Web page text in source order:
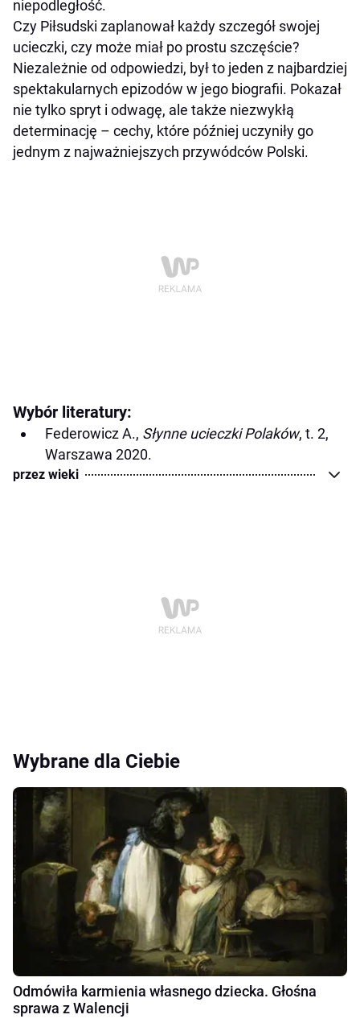
niepodległość.
Czy Piłsudski zaplanował każdy szczegół swojej
ucieczki, czy może miał po prostu szczęście?
Niezależnie od odpowiedzi, był to jeden z najbardziej
spektakularnych epizodów w jego biografii. Pokazał
nie tylko spryt i odwagę, ale także niezwykłą
determinację – cechy, które później uczyniły go
jednym z najważniejszych przywódców Polski.
Wybór literatury:
Federowicz A., Słynne ucieczki Polaków, t. 2,
Warszawa 2020.
przez wieki
Wybrane dla Ciebie
Odmówiła karmienia własnego dziecka. Głośna
sprawa z Walencji